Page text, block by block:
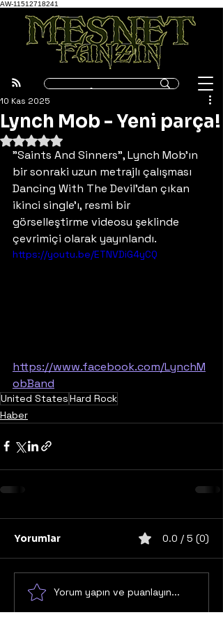
AW-11512718241
Lynch Mob - Yeni parça!
10 Kas 2025
5 üzerinden NaN yıldız
"Saints And Sinners", Lynch Mob'ın
bir sonraki uzun metrajlı çalışması
Dancing With The Devil'dan çıkan
ikinci single'ı, resmi bir
görselleştirme videosu şeklinde
çevrimiçi olarak yayınlandı.
https://youtu.be/ETNVDiG4yCQ
https://www.facebook.com/LynchM
obBand
United StatesHard Rock
Haber
Yorumlar 0.0 / 5 (0)
Yorum yapın ve puanlayın...